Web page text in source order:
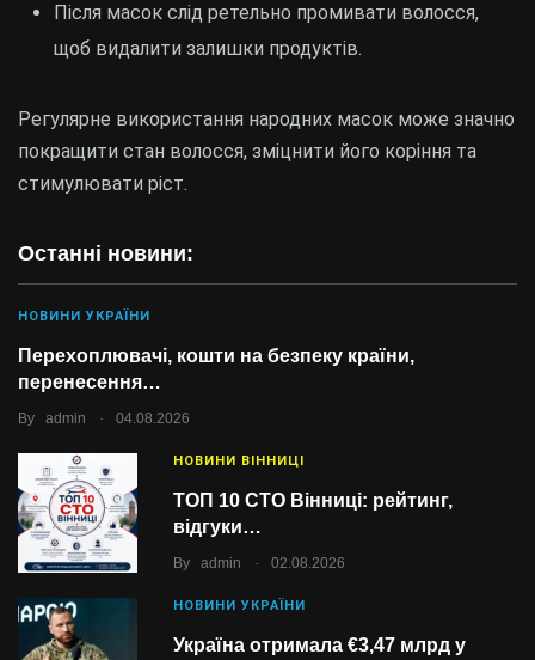
Останні новини:
НОВИНИ УКРАЇНИ
Перехоплювачі, кошти на безпеку країни,
перенесення…
By admin . 04.08.2026
НОВИНИ ВІННИЦІ
ТОП 10 СТО Вінниці: рейтинг,
відгуки…
By admin . 02.08.2026
НОВИНИ УКРАЇНИ
Україна отримала €3,47 млрд у
Після масок слід ретельно промивати волосся,
щоб видалити залишки продуктів.
Регулярне використання народних масок може значно
покращити стан волосся, зміцнити його коріння та
стимулювати ріст.